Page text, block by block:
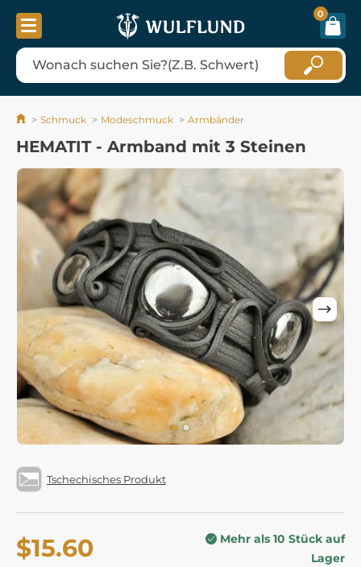
0
Schmuck Modeschmuck Armbänder
HEMATIT - Armband mit 3 Steinen
Tschechisches Produkt
$15.60
Mehr als 10 Stück auf
Lager